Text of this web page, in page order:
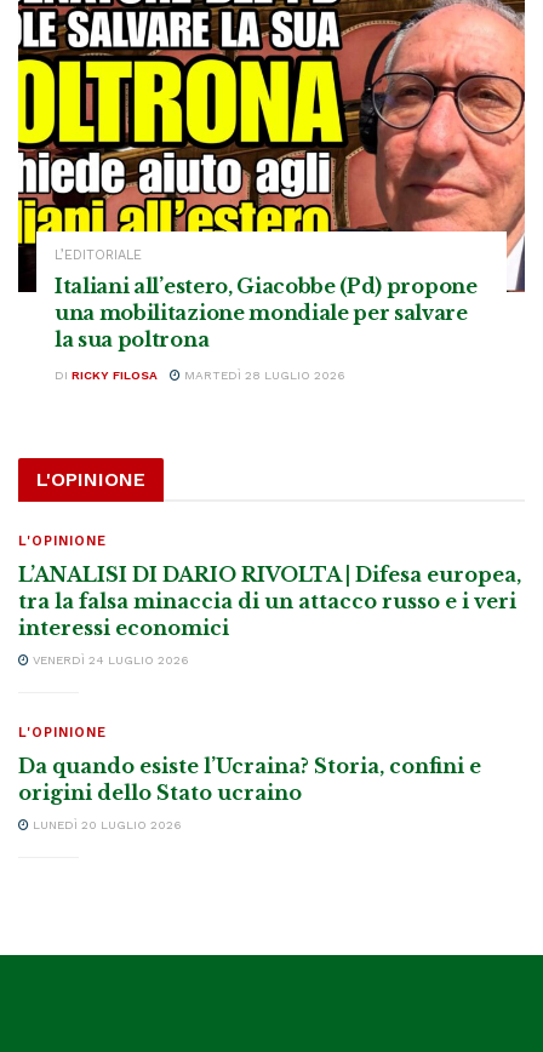
L’EDITORIALE
Italiani all’estero, Giacobbe (Pd) propone
una mobilitazione mondiale per salvare
la sua poltrona
DI RICKY FILOSA MARTEDÌ 28 LUGLIO 2026
L'OPINIONE
L'OPINIONE
L’ANALISI DI DARIO RIVOLTA | Difesa europea,
tra la falsa minaccia di un attacco russo e i veri
interessi economici
VENERDÌ 24 LUGLIO 2026
L'OPINIONE
Da quando esiste l’Ucraina? Storia, confini e
origini dello Stato ucraino
LUNEDÌ 20 LUGLIO 2026